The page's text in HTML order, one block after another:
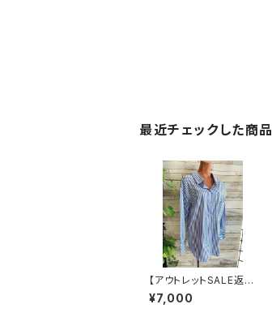
最近チェックした商品
【アウトレットSALE返品
交換不可8/20まで】フ
ランスインポート・BIG
¥7,000